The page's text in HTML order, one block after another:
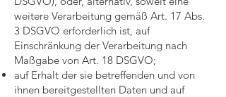
weitere Verarbeitung gemäß Art. 17 Abs.
3 DSGVO erforderlich ist, auf
Einschränkung der Verarbeitung nach
Maßgabe von Art. 18 DSGVO;
auf Erhalt der sie betreffenden und von
ihnen bereitgestellten Daten und auf